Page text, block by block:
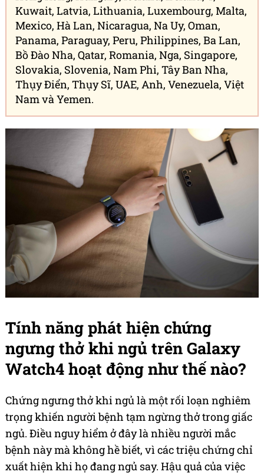
Kuwait, Latvia, Lithuania, Luxembourg, Malta,
Mexico, Hà Lan, Nicaragua, Na Uy, Oman,
Panama, Paraguay, Peru, Philippines, Ba Lan,
Bồ Đào Nha, Qatar, Romania, Nga, Singapore,
Slovakia, Slovenia, Nam Phi, Tây Ban Nha,
Thụy Điển, Thụy Sĩ, UAE, Anh, Venezuela, Việt
Nam và Yemen.
Tính năng phát hiện chứng
ngưng thở khi ngủ trên Galaxy
Watch4 hoạt động như thế nào?
Chứng ngưng thở khi ngủ là một rối loạn nghiêm
trọng khiến người bệnh tạm ngừng thở trong giấc
ngủ. Điều nguy hiểm ở đây là nhiều người mắc
bệnh này mà không hề biết, vì các triệu chứng chỉ
xuất hiện khi họ đang ngủ say. Hậu quả của việc